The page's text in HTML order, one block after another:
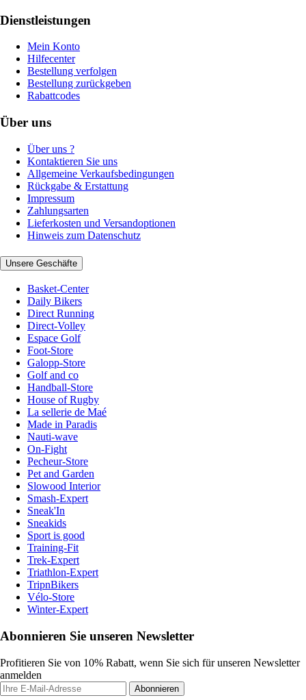
Dienstleistungen
Mein Konto
Hilfecenter
Bestellung verfolgen
Bestellung zurückgeben
Rabattcodes
Über uns
Über uns ?
Kontaktieren Sie uns
Allgemeine Verkaufsbedingungen
Rückgabe & Erstattung
Impressum
Zahlungsarten
Lieferkosten und Versandoptionen
Hinweis zum Datenschutz
Unsere Geschäfte
Basket-Center
Daily Bikers
Direct Running
Direct-Volley
Espace Golf
Foot-Store
Galopp-Store
Golf and co
Handball-Store
House of Rugby
La sellerie de Maé
Made in Paradis
Nauti-wave
On-Fight
Pecheur-Store
Pet and Garden
Slowood Interior
Smash-Expert
Sneak'In
Sneakids
Sport is good
Training-Fit
Trek-Expert
Triathlon-Expert
TripnBikers
Vélo-Store
Winter-Expert
Abonnieren Sie unseren Newsletter
Profitieren Sie von 10% Rabatt, wenn Sie sich für unseren Newsletter
anmelden
Abonnieren